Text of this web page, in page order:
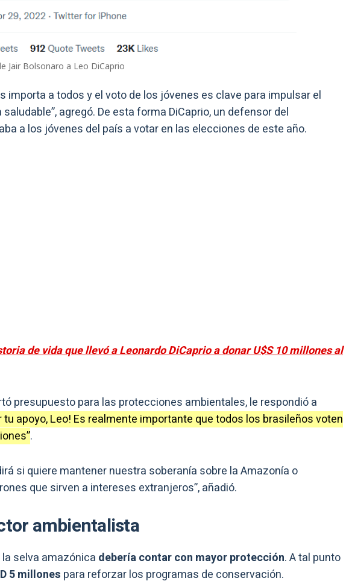
Jair Bolsonaro a Leo DiCaprio
importa a todos y el voto de los jóvenes es clave para impulsar el
agregó. De esta forma DiCaprio, un defensor del
a los jóvenes del país a votar en las elecciones de este año.
de vida que llevó a Leonardo DiCaprio a donar U$S 10 millones al
presupuesto para las protecciones ambientales, le respondió a
tu apoyo, Leo! Es realmente importante que todos los brasileños voten
.
si quiere mantener nuestra soberanía sobre la Amazonía o
que sirven a intereses extranjeros”, añadió.
ambientalista
selva amazónica debería contar con mayor protección. A tal punto
5 millones para reforzar los programas de conservación.